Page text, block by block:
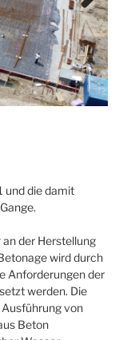
Next
und die damit
an der Herstellung
wird durch
Anforderungen der
werden. Die
von
Beton